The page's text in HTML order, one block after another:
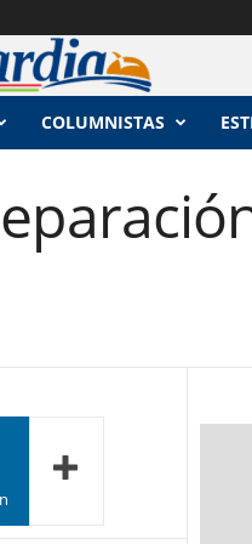
COLUMNISTAS